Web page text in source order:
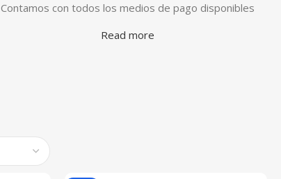
Contamos con todos los medios de pago disponibles
Read more